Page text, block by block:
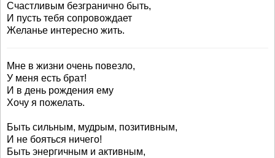
Счастливым безгранично быть,
И пусть тебя сопровождает
Желанье интересно жить.
Мне в жизни очень повезло,
У меня есть брат!
И в день рождения ему
Хочу я пожелать.
Быть сильным, мудрым, позитивным,
И не бояться ничего!
Быть энергичным и активным,